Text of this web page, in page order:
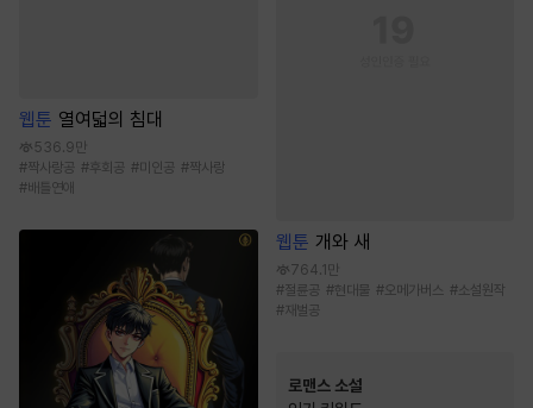
웹툰 열여덟의 침대
536.9만
#짝사랑공 #후회공 #미인공 #짝사랑
#배틀연애
웹툰 개와 새
764.1만
#절륜공 #현대물 #오메가버스 #소설원작
#재벌공
로맨스 소설